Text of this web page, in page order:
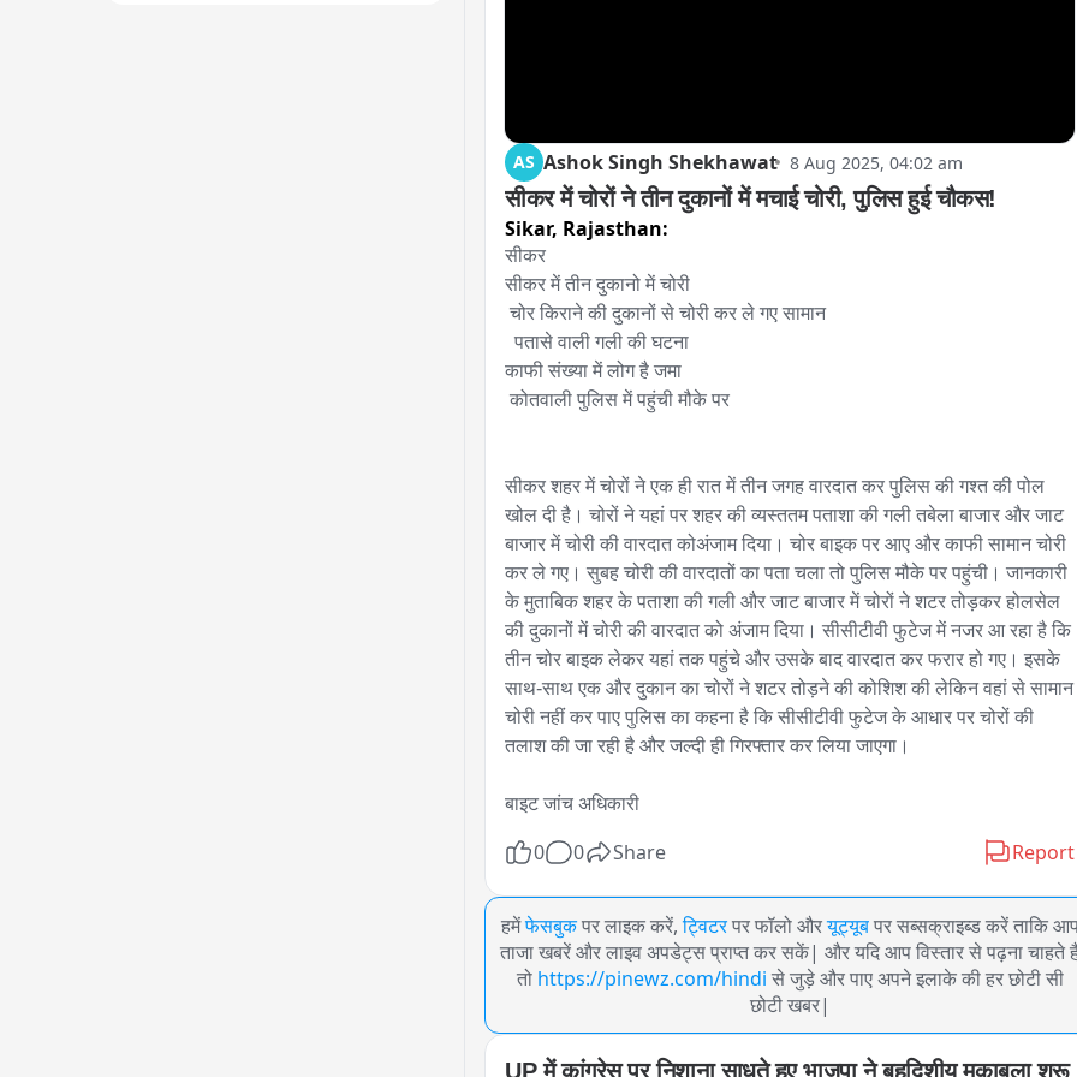
AS Ashok Singh Shekhawat 8 Aug 2025, 04:02 am
सीकर में चोरों ने तीन दुकानों में मचाई चोरी, पुलिस हुई चौकस!
Sikar, Rajasthan:
सीकर
सीकर में तीन दुकानो में चोरी
काफी संख्या में लोग है जमा
सीकर शहर में चोरों ने एक ही रात में तीन जगह वारदात कर पुलिस की गश्त की पोल
खोल दी है। चोरों ने यहां पर शहर की व्यस्ततम पताशा की गली तबेला बाजार और जाट
बाजार में चोरी की वारदात कोअंजाम दिया। चोर बाइक पर आए और काफी सामान चोरी
कर ले गए। सुबह चोरी की वारदातों का पता चला तो पुलिस मौके पर पहुंची। जानकारी
के मुताबिक शहर के पताशा की गली और जाट बाजार में चोरों ने शटर तोड़कर होलसेल
की दुकानों में चोरी की वारदात को अंजाम दिया। सीसीटीवी फुटेज में नजर आ रहा है कि
तीन चोर बाइक लेकर यहां तक पहुंचे और उसके बाद वारदात कर फरार हो गए। इसके
साथ-साथ एक और दुकान का चोरों ने शटर तोड़ने की कोशिश की लेकिन वहां से सामान
चोरी नहीं कर पाए पुलिस का कहना है कि सीसीटीवी फुटेज के आधार पर चोरों की
तलाश की जा रही है और जल्दी ही गिरफ्तार कर लिया जाएगा।
बाइट जांच अधिकारी
0 0 Share Report
हमेंफेसबुक पर लाइक करें, ट्विटर पर फॉलो औरयूट्यूब पर सब्सक्राइब्ड करें ताकि
ताजा खबरें और लाइव अपडेट्स प्राप्त कर सकें| और यदि आप विस्तार से पढ़ना चाहते
तो https://pinewz.com/hindi से जुड़े और पाए अपने इलाके की हर छोटी सी
छोटी खबर|
UP में कांग्रेस पर निशाना साधते हुए भाजपा ने बहुदिशीय मुकाबला शुरू